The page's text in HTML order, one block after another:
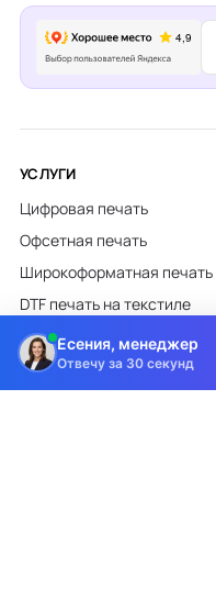
УСЛУГИ
Цифровая печать
Офсетная печать
Широкоформатная печать
DTF печать на текстиле
Лазерная гравировка
Есения, менеджер
Отвечу за 30 секунд